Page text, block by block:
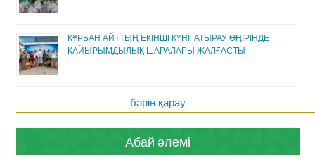
ҚҰРБАН АЙТТЫҢ ЕКІНШІ КҮНІ: АТЫРАУ ӨҢІРІНДЕ
ҚАЙЫРЫМДЫЛЫҚ ШАРАЛАРЫ ЖАЛҒАСТЫ
бәрін қарау
Абай әлемі